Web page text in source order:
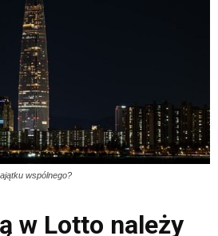
wspólnego?
w Lotto należy